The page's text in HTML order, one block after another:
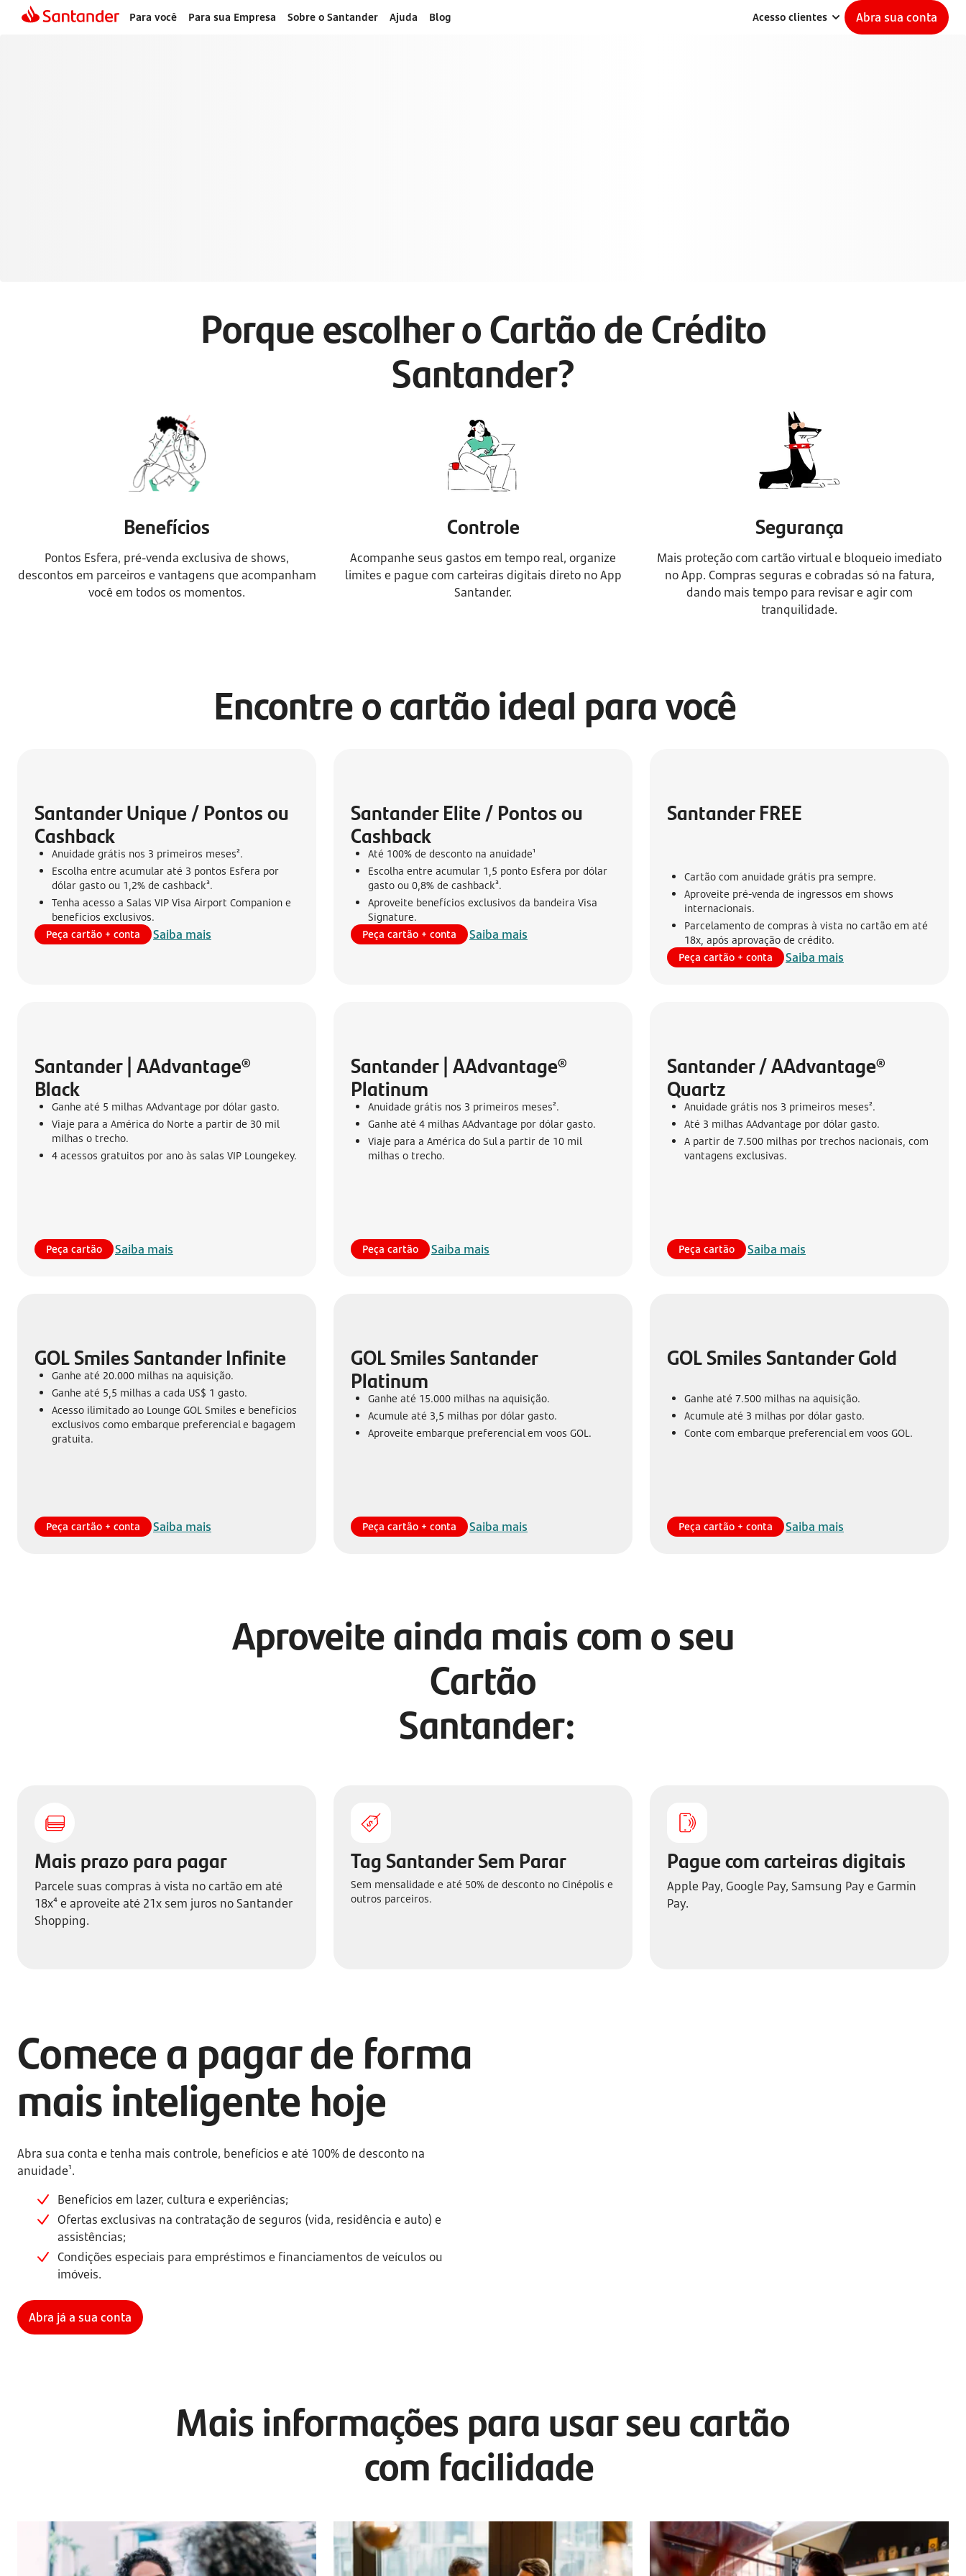
Para você Para sua Empresa Sobre o Santander Ajuda Blog Acesso clientes Abra sua conta
Porque escolher o Cartão de Crédito
Santander?
Benefícios
Pontos Esfera, pré-venda exclusiva de shows,
descontos em parceiros e vantagens que acompanham
você em todos os momentos.
Controle
Acompanhe seus gastos em tempo real, organize
limites e pague com carteiras digitais direto no App
Santander.
Segurança
Mais proteção com cartão virtual e bloqueio imediato
no App. Compras seguras e cobradas só na fatura,
dando mais tempo para revisar e agir com
tranquilidade.
Encontre o cartão ideal para você
Santander Unique / Pontos ou
Cashback
Anuidade grátis nos 3 primeiros meses².
Escolha entre acumular até 3 pontos Esfera por
dólar gasto ou 1,2% de cashback³.
Tenha acesso a Salas VIP Visa Airport Companion e
benefícios exclusivos.
Peça cartão + conta
Saiba mais
Santander Elite / Pontos ou
Cashback
Até 100% de desconto na anuidade¹
Escolha entre acumular 1,5 ponto Esfera por dólar
gasto ou 0,8% de cashback³.
Aproveite benefícios exclusivos da bandeira Visa
Signature.
Peça cartão + conta
Saiba mais
Santander FREE
Cartão com anuidade grátis pra sempre.
Aproveite pré-venda de ingressos em shows
internacionais.
Parcelamento de compras à vista no cartão em até
18x, após aprovação de crédito.
Peça cartão + conta
Saiba mais
Santander | AAdvantage®
Black
Ganhe até 5 milhas AAdvantage por dólar gasto.
Viaje para a América do Norte a partir de 30 mil
milhas o trecho.
4 acessos gratuitos por ano às salas VIP Loungekey.
Peça cartão Saiba mais
Santander | AAdvantage®
Platinum
Anuidade grátis nos 3 primeiros meses².
Ganhe até 4 milhas AAdvantage por dólar gasto.
Viaje para a América do Sul a partir de 10 mil
milhas o trecho.
Peça cartão Saiba mais
Santander / AAdvantage®
Quartz
Anuidade grátis nos 3 primeiros meses².
Até 3 milhas AAdvantage por dólar gasto.
A partir de 7.500 milhas por trechos nacionais, com
vantagens exclusivas.
Peça cartão Saiba mais
GOL Smiles Santander Infinite
Ganhe até 20.000 milhas na aquisição.
Ganhe até 5,5 milhas a cada US$ 1 gasto.
Acesso ilimitado ao Lounge GOL Smiles e benefícios
exclusivos como embarque preferencial e bagagem
gratuita.
Peça cartão + conta Saiba mais
GOL Smiles Santander
Platinum
Ganhe até 15.000 milhas na aquisição.
Acumule até 3,5 milhas por dólar gasto.
Aproveite embarque preferencial em voos GOL.
Peça cartão + conta Saiba mais
GOL Smiles Santander Gold
Ganhe até 7.500 milhas na aquisição.
Acumule até 3 milhas por dólar gasto.
Conte com embarque preferencial em voos GOL.
Peça cartão + conta Saiba mais
Aproveite ainda mais com o seu
Cartão
Santander:
Mais prazo para pagar
Parcele suas compras à vista no cartão em até
18x⁴ e aproveite até 21x sem juros no Santander
Shopping.
Tag Santander Sem Parar
Sem mensalidade e até 50% de desconto no Cinépolis e
outros parceiros.
Pague com carteiras digitais
Apple Pay, Google Pay, Samsung Pay e Garmin
Pay.
Comece a pagar de forma
mais inteligente hoje
Abra sua conta e tenha mais controle, benefícios e até 100% de desconto na
anuidade¹.
Benefícios em lazer, cultura e experiências;
Ofertas exclusivas na contratação de seguros (vida, residência e auto) e
assistências;
Condições especiais para empréstimos e financiamentos de veículos ou
imóveis.
Abra já a sua conta
Mais informações para usar seu cartão
com facilidade